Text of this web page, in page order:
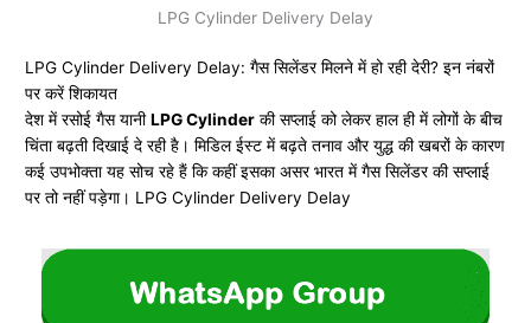
LPG Cylinder Delivery Delay
LPG Cylinder Delivery Delay: गैस सिलेंडर मिलने में हो रही देरी? इन नंबरों
पर करें शिकायत
देश में रसोई गैस यानीLPG Cylinder की सप्लाई को लेकर हाल ही में लोगों के बीच
चिंता बढ़ती दिखाई दे रही है। मिडिल ईस्ट में बढ़ते तनाव और युद्ध की खबरों के कारण
कई उपभोक्ता यह सोच रहे हैं कि कहीं इसका असर भारत में गैस सिलेंडर की सप्लाई
पर तो नहीं पड़ेगा। LPG Cylinder Delivery Delay